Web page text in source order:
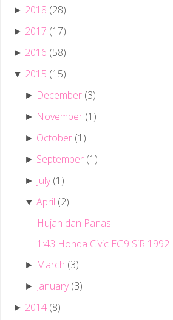
► 2018 (28)
► 2017 (17)
► 2016 (58)
▼ 2015 (15)
► December (3)
► November (1)
► October (1)
► September (1)
► July (1)
▼April (2)
Hujan dan Panas
1:43 Honda Civic EG9 SiR 1992
► March (3)
► January (3)
► 2014 (8)